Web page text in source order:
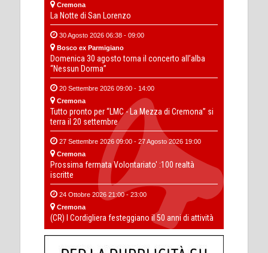
Cremona
La Notte di San Lorenzo
30 Agosto 2026 06:38 - 09:00
Bosco ex Parmigiano
Domenica 30 agosto torna il concerto all’alba
“Nessun Dorma”
20 Settembre 2026 09:00 - 14:00
Cremona
Tutto pronto per “LMC - La Mezza di Cremona” si
terra il 20 settembre
27 Settembre 2026 09:00 - 27 Agosto 2026 19:00
Cremona
Prossima fermata Volontariato' :100 realtà
iscritte
24 Ottobre 2026 21:00 - 23:00
Cremona
(CR) I Cordigliera festeggiano il 50 anni di attività